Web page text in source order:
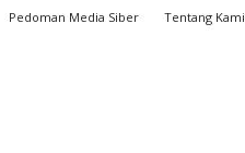
Pedoman Media Siber Tentang Kami